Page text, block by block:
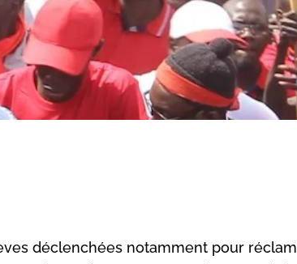
déclenchées notamment pour